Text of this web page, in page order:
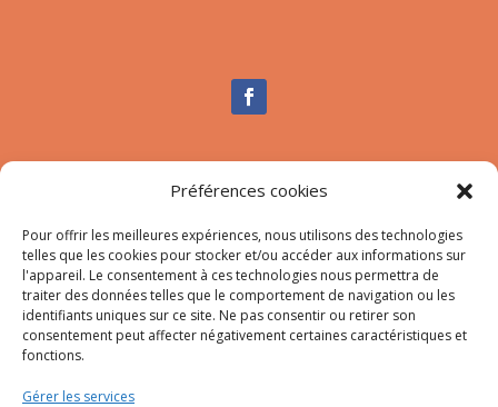
Préférences cookies
Pour offrir les meilleures expériences, nous utilisons des technologies
telles que les cookies pour stocker et/ou accéder aux informations sur
l'appareil. Le consentement à ces technologies nous permettra de
traiter des données telles que le comportement de navigation ou les
identifiants uniques sur ce site. Ne pas consentir ou retirer son
consentement peut affecter négativement certaines caractéristiques et
fonctions.
Gérer les services
Nous contacter
Mail:secretariat-mairie@afa.corsica
Adresse :785 Strada d’Afà – Merria 20167 Afa
© 2023 Mairie d’Afa – Réalisation